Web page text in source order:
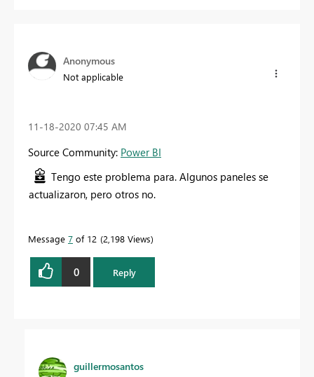
Anonymous
Not applicable
‎11-18-2020 07:45 AM
Source Community: Power BI
Tengo este problema para. Algunos paneles se
actualizaron, pero otros no.
Message 7 of 12 2,198 Views
0 Reply
guillermosantos